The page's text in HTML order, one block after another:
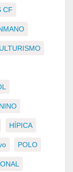
CF
HÍPICA
POLO